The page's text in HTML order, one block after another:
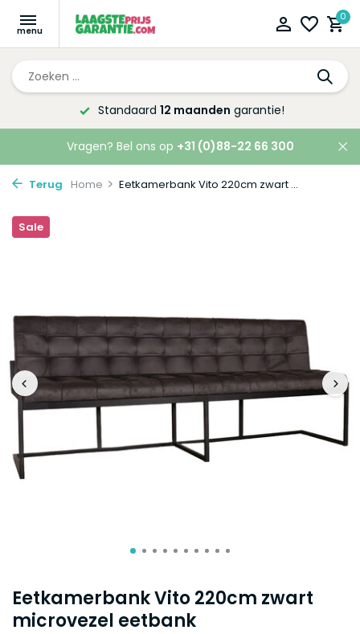
0
Altijd de laagsteprijsgarantie!
Vragen? Bel ons op +31 (0)88-22 66 300
Terug Home Eetkamerbank Vito 220cm zwart ...
Eetkamerbank Vito 220cm zwart
microvezel eetbank
Sale